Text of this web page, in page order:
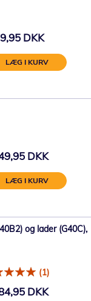
DKK
LÆG I KURV
DKK
LÆG I KURV
og lader (G40C),
(1)
DKK